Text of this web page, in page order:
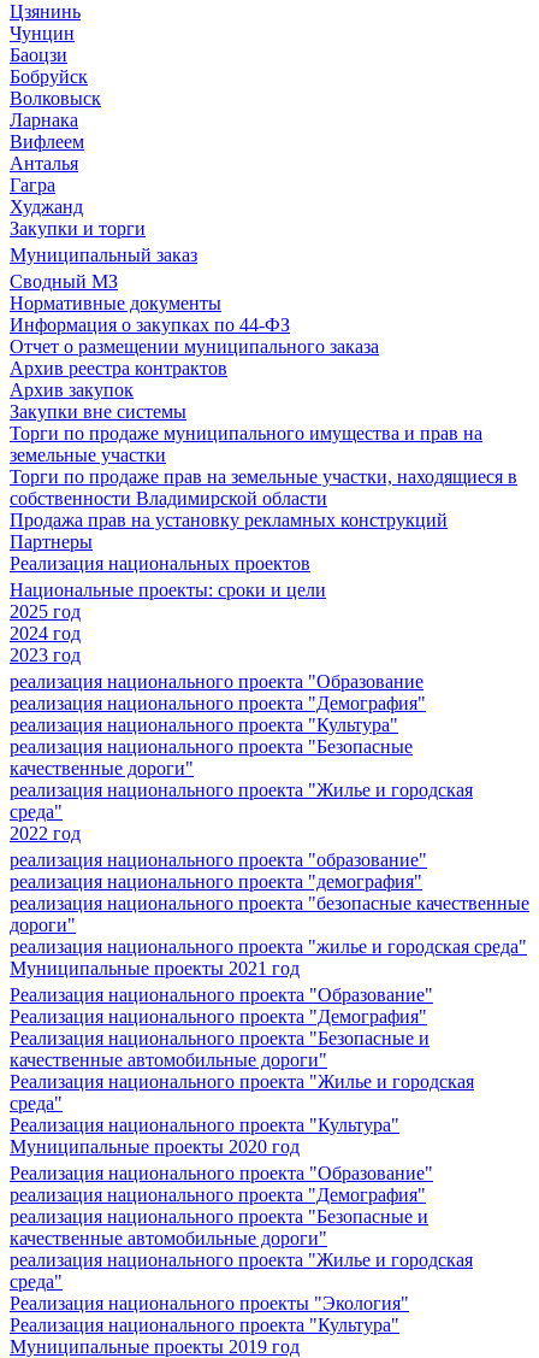
Цзянинь
Чунцин
Баоцзи
Бобруйск
Волковыск
Ларнака
Вифлеем
Анталья
Гагра
Худжанд
Закупки и торги
Муниципальный заказ
Сводный МЗ
Нормативные документы
Информация о закупках по 44-ФЗ
Отчет о размещении муниципального заказа
Архив реестра контрактов
Архив закупок
Закупки вне системы
Торги по продаже муниципального имущества и прав на
земельные участки
Торги по продаже прав на земельные участки, находящиеся в
собственности Владимирской области
Продажа прав на установку рекламных конструкций
Партнеры
Реализация национальных проектов
Национальные проекты: сроки и цели
2025 год
2024 год
2023 год
реализация национального проекта "Образование
реализация национального проекта "Демография"
реализация национального проекта "Культура"
реализация национального проекта "Безопасные
качественные дороги"
реализация национального проекта "Жилье и городская
среда"
2022 год
реализация национального проекта "образование"
реализация национального проекта "демография"
реализация национального проекта "безопасные качественные
дороги"
реализация национального проекта "жилье и городская среда"
Муниципальные проекты 2021 год
Реализация национального проекта "Образование"
Реализация национального проекта "Демография"
Реализация национального проекта "Безопасные и
качественные автомобильные дороги"
Реализация национального проекта "Жилье и городская
среда"
Реализация национального проекта "Культура"
Муниципальные проекты 2020 год
Реализация национального проекта "Образование"
реализация национального проекта "Демография"
реализация национального проекта "Безопасные и
качественные автомобильные дороги"
реализация национального проекта "Жилье и городская
среда"
Реализация национального проекты "Экология"
Реализация национального проекта "Культура"
Муниципальные проекты 2019 год